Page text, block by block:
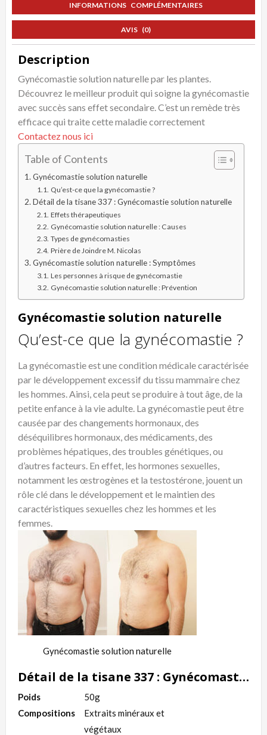
INFORMATIONS COMPLÉMENTAIRES
AVIS (0)
Description
Gynécomastie solution naturelle par les plantes.
Découvrez le meilleur produit qui soigne la gynécomastie
avec succès sans effet secondaire. C’est un remède très
efficace qui traite cette maladie correctement
Contactez nous ici
Table of Contents
Gynécomastie solution naturelle
Qu’est-ce que la gynécomastie ?
Détail de la tisane 337 : Gynécomastie solution naturelle
Effets thérapeutiques
Gynécomastie solution naturelle : Causes
Types de gynécomasties
Prière de Joindre M. Nicolas
Gynécomastie solution naturelle : Symptômes
Les personnes à risque de gynécomastie
Gynécomastie solution naturelle : Prévention
Gynécomastie solution naturelle
Qu’est-ce que la gynécomastie ?
La gynécomastie est une condition médicale caractérisée
par le développement excessif du tissu mammaire chez
les hommes. Ainsi, cela peut se produire à tout âge, de la
petite enfance à la vie adulte. La gynécomastie peut être
causée par des changements hormonaux, des
déséquilibres hormonaux, des médicaments, des
problèmes hépatiques, des troubles génétiques, ou
d’autres facteurs. En effet, les hormones sexuelles,
notamment les œstrogènes et la testostérone, jouent un
rôle clé dans le développement et le maintien des
caractéristiques sexuelles chez les hommes et les
femmes.
Gynécomastie solution naturelle
Détail de la tisane 337 : Gynécomastie solution naturelle
Poids
50g
Compositions
Extraits minéraux et
végétaux